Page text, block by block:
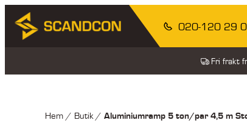
020-120 29
Fri frakt
Hem / Butik/Aluminiumramp 5 ton/par 4,5 m